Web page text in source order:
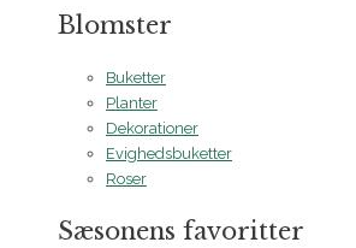
Blomster
Buketter
Planter
Dekorationer
Evighedsbuketter
Roser
Sæsonens favoritter